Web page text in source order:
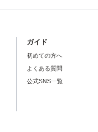
ガイド
初めての方へ
よくある質問
公式SNS一覧